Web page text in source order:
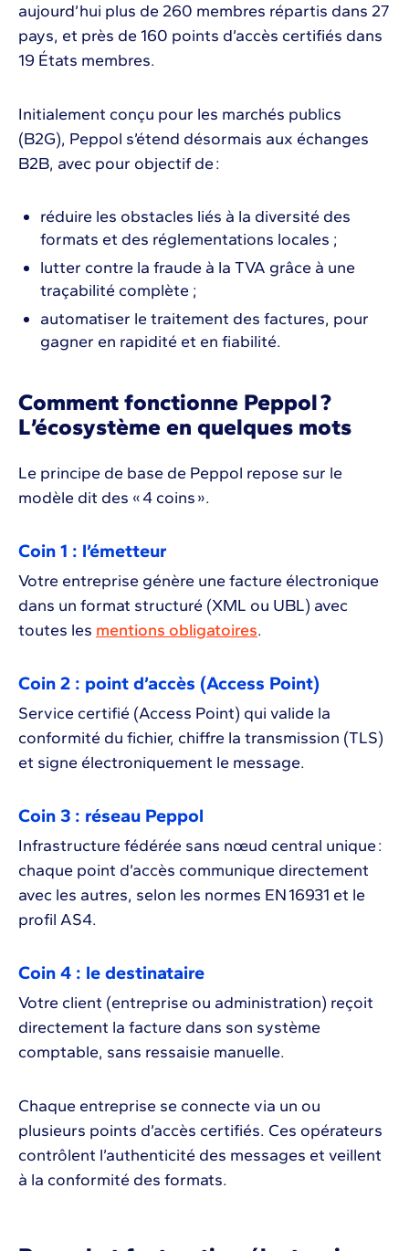
aujourd’hui plus de 260 membres répartis dans 27
pays, et près de 160 points d’accès certifiés dans
19 États membres.
Initialement conçu pour les marchés publics
(B2G), Peppol s’étend désormais aux échanges
B2B, avec pour objectif de :
réduire les obstacles liés à la diversité des
formats et des réglementations locales ;
lutter contre la fraude à la TVA grâce à une
traçabilité complète ;
automatiser le traitement des factures, pour
gagner en rapidité et en fiabilité.
Comment fonctionne Peppol ?
L’écosystème en quelques mots
Le principe de base de Peppol repose sur le
modèle dit des « 4 coins ».
Coin 1 : l’émetteur
Votre entreprise génère une facture électronique
dans un format structuré (XML ou UBL) avec
toutes les mentions obligatoires.
Coin 2 : point d’accès (Access Point)
Service certifié (Access Point) qui valide la
conformité du fichier, chiffre la transmission (TLS)
et signe électroniquement le message.
Coin 3 : réseau Peppol
Infrastructure fédérée sans nœud central unique :
chaque point d’accès communique directement
avec les autres, selon les normes EN 16931 et le
profil AS4.
Coin 4 : le destinataire
Votre client (entreprise ou administration) reçoit
directement la facture dans son système
comptable, sans ressaisie manuelle.
Chaque entreprise se connecte via un ou
plusieurs points d’accès certifiés. Ces opérateurs
contrôlent l’authenticité des messages et veillent
à la conformité des formats.